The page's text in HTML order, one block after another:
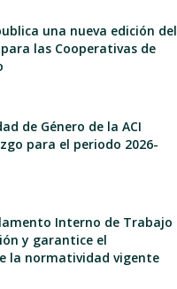
una nueva edición del
las Cooperativas de
de Género de la ACI
para el periodo 2026-
Interno de Trabajo
y garantice el
la normatividad vigente